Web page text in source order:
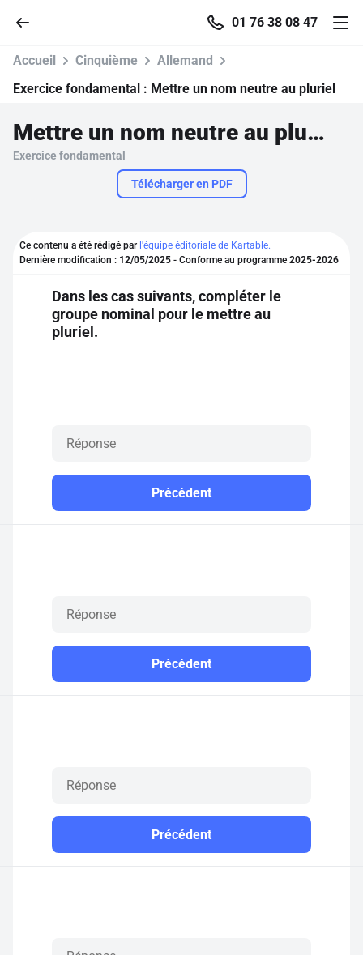
01 76 38 08 47
Accueil
Se connecter
S'inscrire gratuitement
Accueil Cinquième
Allemand
Exercice fondamental : Mettre un nom neutre au pluriel
Mettre un nom neutre au pluriel
Exercice fondamental
Télécharger en PDF
Ce contenu a été rédigé par l'équipe éditoriale de Kartable.
Dernière modification : 12/05/2025 - Conforme au programme 2025-2026
Dans les cas suivants, compléter le
groupe nominal pour le mettre au
pluriel.
Précédent
Précédent
Précédent